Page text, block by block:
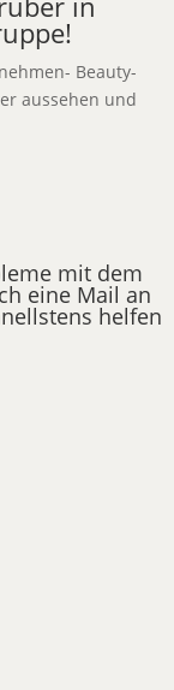
Beauty-
aussehen und
mit dem
eine Mail an
helfen